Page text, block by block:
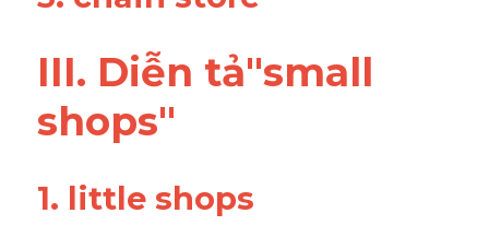
III. Diễn tả"small
shops"
1. little shops